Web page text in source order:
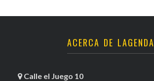
ACERCA DE LAGENDA
Calle el Juego 10